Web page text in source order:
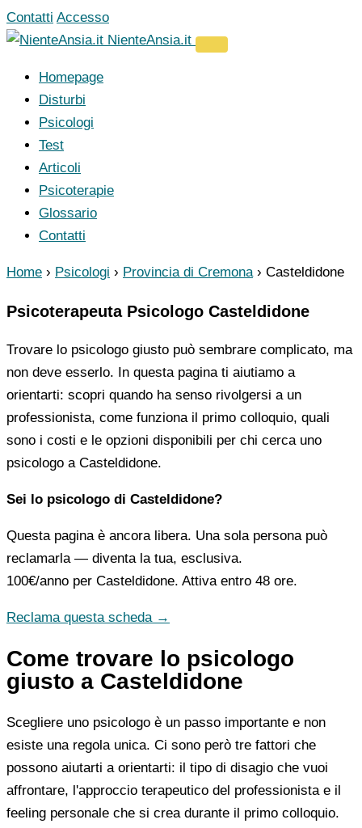
Vai
al
Contatti Accesso
NienteAnsia.it
Homepage
Disturbi
Psicologi
Test
Articoli
Psicoterapie
Glossario
Contatti
Home › Psicologi › Provincia di Cremona › Casteldidone
Psicoterapeuta Psicologo Casteldidone
Trovare lo psicologo giusto può sembrare complicato, ma
non deve esserlo. In questa pagina ti aiutiamo a
orientarti: scopri quando ha senso rivolgersi a un
professionista, come funziona il primo colloquio, quali
sono i costi e le opzioni disponibili per chi cerca uno
psicologo a Casteldidone.
Sei lo psicologo di Casteldidone?
Questa pagina è ancora libera. Una sola persona può
reclamarla — diventa la tua, esclusiva.
100€/anno per Casteldidone. Attiva entro 48 ore.
Reclama questa scheda →
Come trovare lo psicologo
giusto a Casteldidone
Scegliere uno psicologo è un passo importante e non
esiste una regola unica. Ci sono però tre fattori che
possono aiutarti a orientarti: il tipo di disagio che vuoi
affrontare, l'approccio terapeutico del professionista e il
feeling personale che si crea durante il primo colloquio.